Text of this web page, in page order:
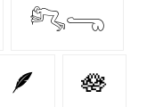
𓀐𓂸
🪶 🪷